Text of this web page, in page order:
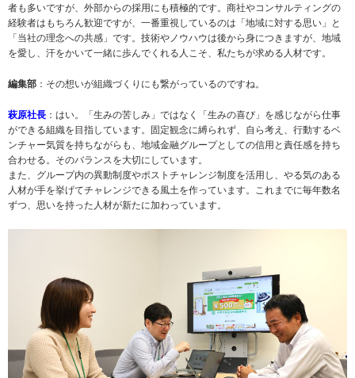
者も多いですが、外部からの採用にも積極的です。商社やコンサルティングの
経験者はもちろん歓迎ですが、一番重視しているのは「地域に対する思い」と
「当社の理念への共感」です。技術やノウハウは後から身につきますが、地域
を愛し、汗をかいて一緒に歩んでくれる人こそ、私たちが求める人材です。
編集部 ：その想いが組織づくりにも繋がっているのですね。
萩原社長 ：はい。「生みの苦しみ」ではなく「生みの喜び」を感じながら仕事
ができる組織を目指しています。固定観念に縛られず、自ら考え、行動するベ
ンチャー気質を持ちながらも、地域金融グループとしての信用と責任感を持ち
合わせる。そのバランスを大切にしています。
また、グループ内の異動制度やポストチャレンジ制度を活用し、やる気のある
人材が手を挙げてチャレンジできる風土を作っています。これまでに毎年数名
ずつ、思いを持った人材が新たに加わっています。